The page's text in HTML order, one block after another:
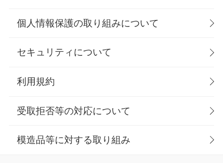
個人情報保護の取り組みについて
セキュリティについて
利用規約
受取拒否等の対応について
模造品等に対する取り組み